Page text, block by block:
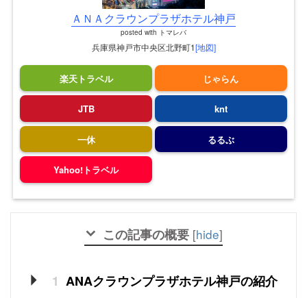
ＡＮＡクラウンプラザホテル神戸
posted with トマレバ
兵庫県神戸市中央区北野町1[地図]
楽天トラベル じゃらん
JTB knt
一休 るるぶ
Yahoo!トラベル
この記事の概要 [hide]
1 ANAクラウンプラザホテル神戸の紹介